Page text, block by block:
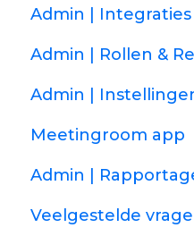
Admin | Integraties
Admin | Rollen &
Admin |
Meetingroom app
Admin |
Veelgestelde